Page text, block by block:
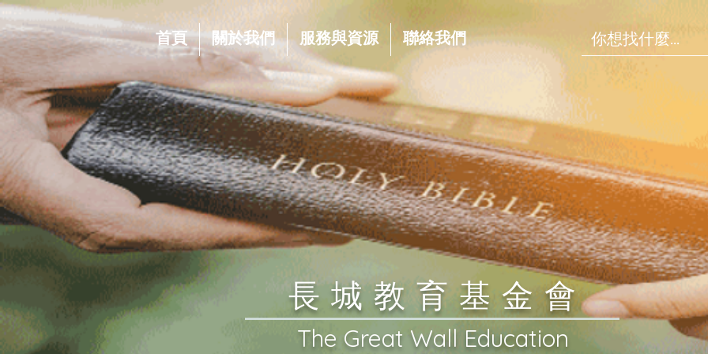
首頁 關於我們 服務與資源 聯絡我們
​長城教育基金會
​The Great Wall Education